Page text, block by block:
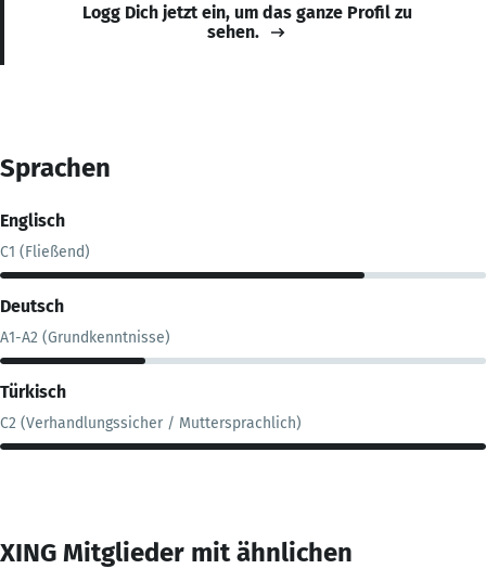
Logg Dich jetzt ein, um das ganze Profil zu
sehen.
Sprachen
Englisch
C1 (Fließend)
Deutsch
A1-A2 (Grundkenntnisse)
Türkisch
C2 (Verhandlungssicher / Muttersprachlich)
XING Mitglieder mit ähnlichen